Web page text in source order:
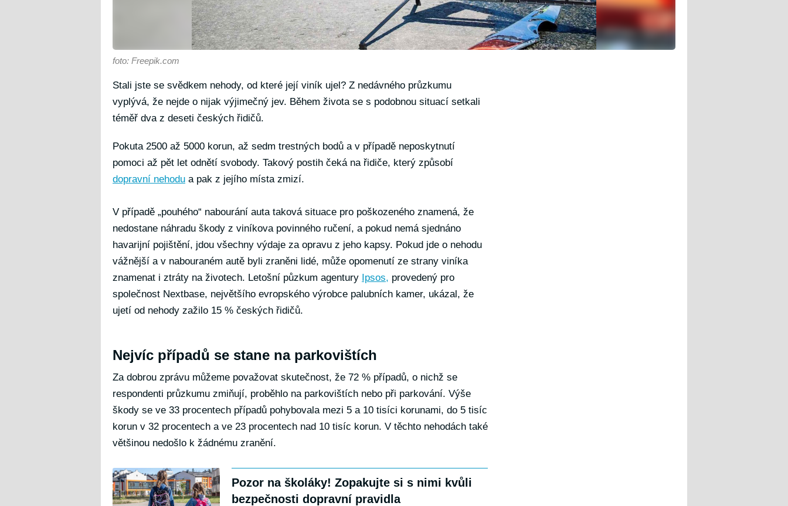
foto: Freepik.com
Stali jste se svědkem nehody, od které její viník ujel? Z nedávného průzkumu
vyplývá, že nejde o nijak výjimečný jev. Během života se s podobnou situací setkali
téměř dva z deseti českých řidičů.
Pokuta 2500 až 5000 korun, až sedm trestných bodů a v případě neposkytnutí
pomoci až pět let odnětí svobody. Takový postih čeká na řidiče, který způsobí
dopravní nehodu a pak z jejího místa zmizí.
V případě „pouhého“ nabourání auta taková situace pro poškozeného znamená, že
nedostane náhradu škody z viníkova povinného ručení, a pokud nemá sjednáno
havarijní pojištění, jdou všechny výdaje za opravu z jeho kapsy. Pokud jde o nehodu
vážnější a v nabouraném autě byli zraněni lidé, může opomenutí ze strany viníka
znamenat i ztráty na životech. Letošní půzkum agentury Ipsos, provedený pro
společnost Nextbase, největšího evropského výrobce palubních kamer, ukázal, že
ujetí od nehody zažilo 15 % českých řidičů.
Nejvíc případů se stane na parkovištích
Za dobrou zprávu můžeme považovat skutečnost, že 72 % případů, o nichž se
respondenti průzkumu zmiňují, proběhlo na parkovištích nebo při parkování. Výše
škody se ve 33 procentech případů pohybovala mezi 5 a 10 tisíci korunami, do 5 tisíc
korun v 32 procentech a ve 23 procentech nad 10 tisíc korun. V těchto nehodách také
většinou nedošlo k žádnému zranění.
Pozor na školáky! Zopakujte si s nimi kvůli
bezpečnosti dopravní pravidla